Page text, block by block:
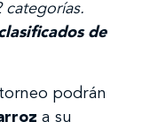
categorías.
de
podrán
a su